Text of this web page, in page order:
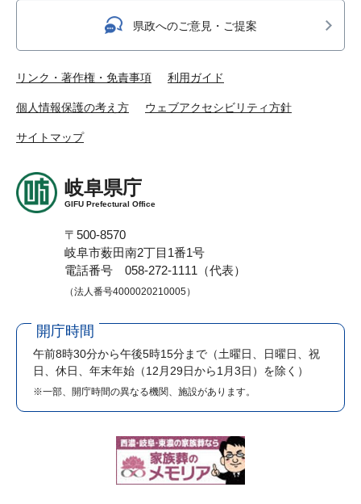
県政へのご意見・ご提案
リンク・著作権・免責事項 利用ガイド
個人情報保護の考え方 ウェブアクセシビリティ方針
サイトマップ
岐阜県庁
GIFU Prefectural Office
〒500-8570
岐阜市薮田南2丁目1番1号
電話番号 058-272-1111（代表）
（法人番号4000020210005）
開庁時間
午前8時30分から午後5時15分まで （土曜日、日曜日、祝
日、休日、年末年始（12月29日から1月3日）を除く）
※一部、開庁時間の異なる機関、施設があります。